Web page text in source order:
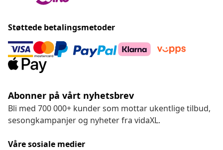
Støttede betalingsmetoder
Abonner på vårt nyhetsbrev
Bli med 700 000+ kunder som mottar ukentlige tilbud,
sesongkampanjer og nyheter fra vidaXL.
Våre sosiale medier